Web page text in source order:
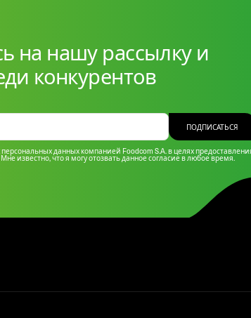
на нашу рассылку и
конкурентов
персональных данных компанией Foodcom S.A. в целях
известно, что я могу отозвать данное согласие в любое время.
ПОДПИСАТЬСЯ